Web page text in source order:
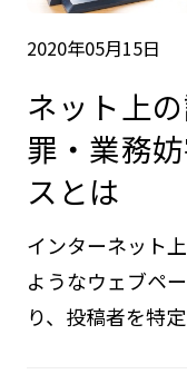
2020年05月15日
ネット上
罪・業務
スとは
インターネット
ようなウェブペ
り、投稿者を特